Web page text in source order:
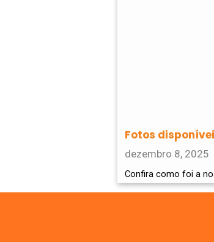
Fotos
dezembro 8, 2025
Confira como foi a